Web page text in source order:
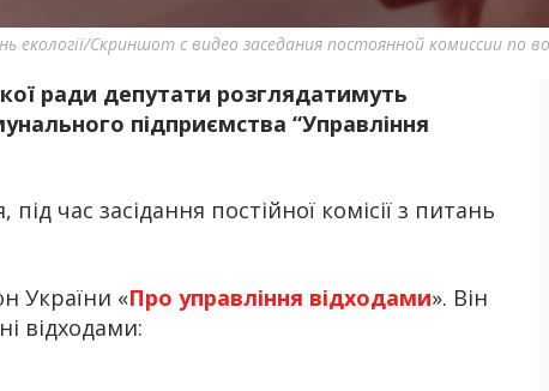
екології/Скриншот с видео заседания постоянной комиссии по
ради депутати розглядатимуть
підприємства “Управління
під час засідання постійної комісії з питань
України «Про управління відходами». Він
відходами: